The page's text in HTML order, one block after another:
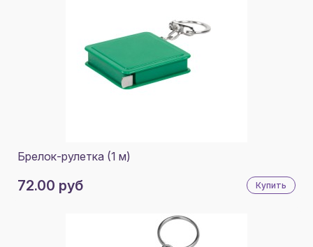
Брелок-рулетка (1 м)
72.00 руб Купить